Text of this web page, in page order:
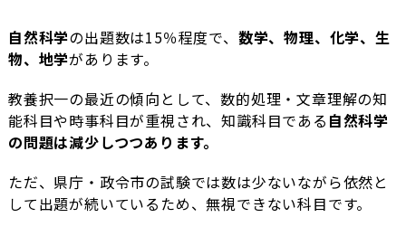
自然科学の出題数は15％程度で、 数学、物理、化学、生
物、地学があります。
教養択一の最近の傾向として、数的処理・文章理解の知
能科目や時事科目が重視され、知識科目である 自然科学
の問題は減少しつつあります。
ただ、県庁・政令市の試験では数は少ないながら依然と
して出題が続いているため、無視できない科目です。